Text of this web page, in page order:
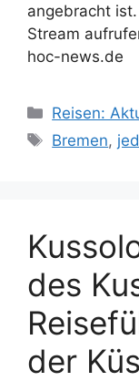
angebracht
Stream
hoc-news.de
Kategorien
Reisen:
Bremen,
des
der